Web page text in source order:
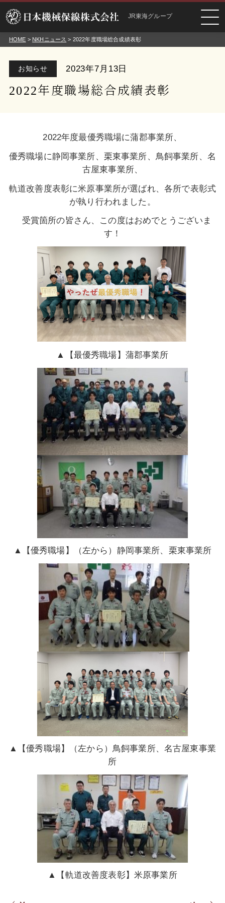
JR東海グループ
HOME > NKHニュース > 2022年度職場総合成績表彰
お知らせ 2023年7月13日
2022年度職場総合成績表彰
2022年度最優秀職場に蒲郡事業所、
優秀職場に静岡事業所、栗東事業所、 鳥飼事業所、名
古屋東事業所、
軌道改善度表彰に米原事業所が選ばれ、 各所で表彰式
が執り行われました。
受賞箇所の皆さん、この度はおめでとうございま
す！
▲【最優秀職場】蒲郡事業所
▲【優秀職場】（左から）静岡事業所、栗東事業所
▲【優秀職場】（左から）鳥飼事業所、名古屋東事業
所
▲【軌道改善度表彰】米原事業所